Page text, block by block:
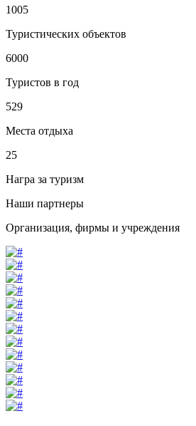
1005
Туристических объектов
6000
Туристов в год
529
Места отдыха
25
Награ за туризм
Наши партнеры
Организация, фирмы и учреждения